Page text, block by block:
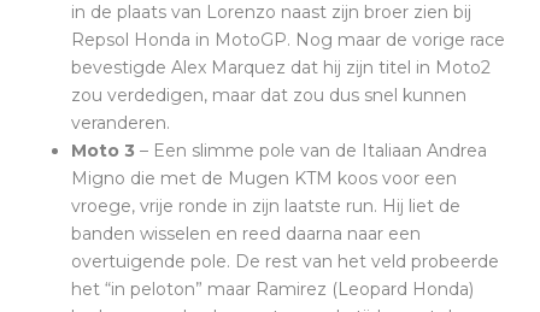
in de plaats van Lorenzo naast zijn broer zien bij
Repsol Honda in MotoGP. Nog maar de vorige race
bevestigde Alex Marquez dat hij zijn titel in Moto2
zou verdedigen, maar dat zou dus snel kunnen
veranderen.
Moto 3 – Een slimme pole van de Italiaan Andrea
Migno die met de Mugen KTM koos voor een
vroege, vrije ronde in zijn laatste run. Hij liet de
banden wisselen en reed daarna naar een
overtuigende pole. De rest van het veld probeerde
het “in peloton” maar Ramirez (Leopard Honda)